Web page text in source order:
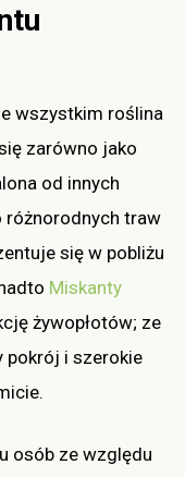
wszystkim roślina
zarówno jako
od innych
różnorodnych traw
się w pobliżu
Miskanty
żywopłotów; ze
pokrój i szerokie
osób ze względu